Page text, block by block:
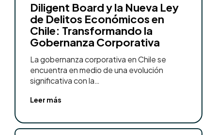
Diligent Board y la Nueva Ley
de Delitos Económicos en
Chile: Transformando la
Gobernanza Corporativa
La gobernanza corporativa en Chile se
encuentra en medio de una evolución
significativa con la…
Leer más